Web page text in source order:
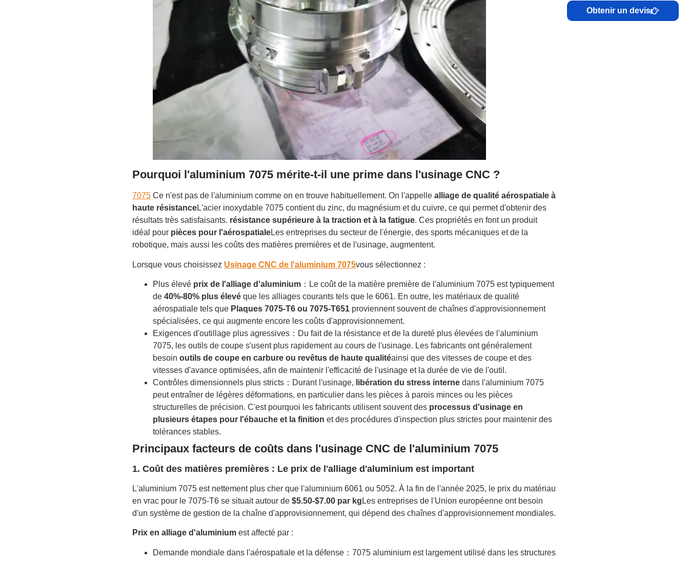
Pourquoi l'aluminium 7075 mérite-t-il une prime dans l'usinage CNC ?
7075 Ce n'est pas de l'aluminium comme on en trouve habituellement. On l'appellealliage de qualité aérospatiale à
haute résistanceL'acier inoxydable 7075 contient du zinc, du magnésium et du cuivre, ce qui permet d'obtenir des
résultats très satisfaisants. résistance supérieure à la traction et à la fatigue. Ces propriétés en font un produit
idéal pour pièces pour l'aérospatialeLes entreprises du secteur de l'énergie, des sports mécaniques et de la
robotique, mais aussi les coûts des matières premières et de l'usinage, augmentent.
Lorsque vous choisissez Usinage CNC de l'aluminium 7075vous sélectionnez :
Plus élevé prix de l'alliage d'aluminium ：Le coût de la matière première de l'aluminium 7075 est typiquement
de40%-80% plus élevé que les alliages courants tels que le 6061. En outre, les matériaux de qualité
aérospatiale tels que Plaques 7075-T6 ou 7075-T651 proviennent souvent de chaînes d'approvisionnement
spécialisées, ce qui augmente encore les coûts d'approvisionnement.
Exigences d'outillage plus agressives：Du fait de la résistance et de la dureté plus élevées de l'aluminium
7075, les outils de coupe s'usent plus rapidement au cours de l'usinage. Les fabricants ont généralement
besoinoutils de coupe en carbure ou revêtus de haute qualitéainsi que des vitesses de coupe et des
vitesses d'avance optimisées, afin de maintenir l'efficacité de l'usinage et la durée de vie de l'outil.
Contrôles dimensionnels plus stricts：Durant l'usinage, libération du stress interne dans l'aluminium 7075
peut entraîner de légères déformations, en particulier dans les pièces à parois minces ou les pièces
structurelles de précision. C'est pourquoi les fabricants utilisent souvent des processus d'usinage en
plusieurs étapes pour l'ébauche et la finition et des procédures d'inspection plus strictes pour maintenir des
tolérances stables.
Principaux facteurs de coûts dans l'usinage CNC de l'aluminium 7075
1. Coût des matières premières : Le prix de l'alliage d'aluminium est important
L'aluminium 7075 est nettement plus cher que l'aluminium 6061 ou 5052. À la fin de l'année 2025, le prix du matériau
en vrac pour le 7075-T6 se situait autour de$5.50-$7.00 par kg Les entreprises de l'Union européenne ont besoin
d'un système de gestion de la chaîne d'approvisionnement, qui dépend des chaînes d'approvisionnement mondiales.
Prix en alliage d'aluminium est affecté par :
Demande mondiale dans l'aérospatiale et la défense：7075 aluminium est largement utilisé dans les structures
Obtenir un devis